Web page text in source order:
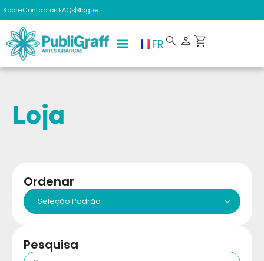
SobreContactosFAQsBlogue
FR
Loja
Ordenar
Pesquisa